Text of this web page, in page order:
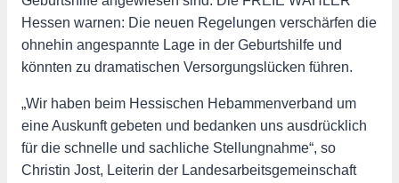
Hessen warnen: Die neuen Regelungen verschärfen die
ohnehin angespannte Lage in der Geburtshilfe und
könnten zu dramatischen Versorgungslücken führen.
„Wir haben beim Hessischen Hebammenverband um
eine Auskunft gebeten und bedanken uns ausdrücklich
für die schnelle und sachliche Stellungnahme“, so
Christin Jost, Leiterin der Landesarbeitsgemeinschaft